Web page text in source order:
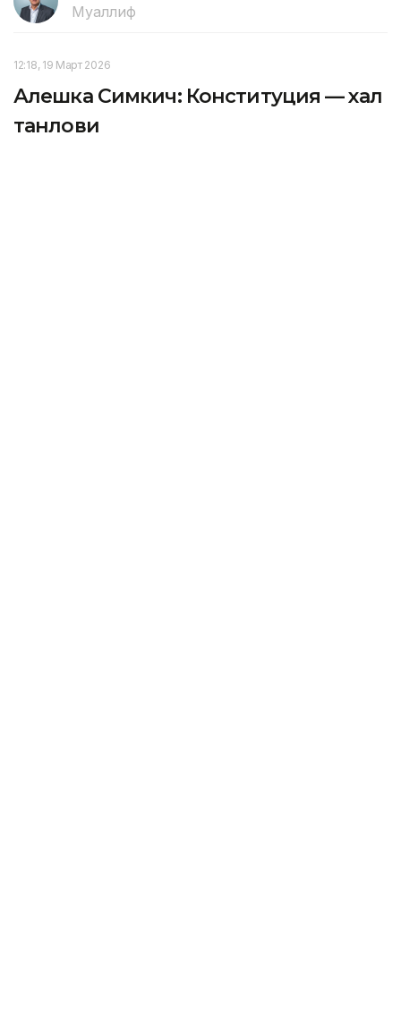
Муаллиф
12:18, 19 Март 2026
Алешка Симкич: Конституция — халқ
танлови